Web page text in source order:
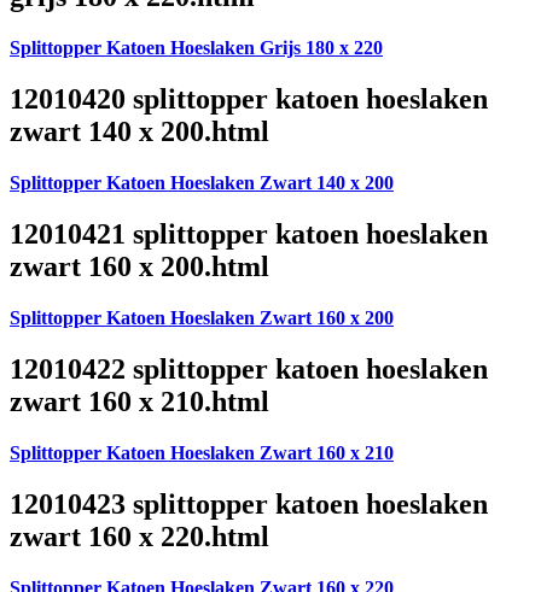
Splittopper Katoen Hoeslaken Grijs 180 x 220
12010420 splittopper katoen hoeslaken
zwart 140 x 200.html
Splittopper Katoen Hoeslaken Zwart 140 x 200
12010421 splittopper katoen hoeslaken
zwart 160 x 200.html
Splittopper Katoen Hoeslaken Zwart 160 x 200
12010422 splittopper katoen hoeslaken
zwart 160 x 210.html
Splittopper Katoen Hoeslaken Zwart 160 x 210
12010423 splittopper katoen hoeslaken
zwart 160 x 220.html
Splittopper Katoen Hoeslaken Zwart 160 x 220